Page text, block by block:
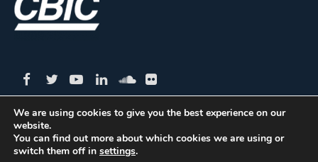
CBIC | SBN Quadra 01 – Bloco I – 4º Andar Edifício:
Armando Monteiro Neto - CEP 70.040-913 - Brasília/DF
We are using cookies to give you the best experience on our
website.
You can find out more about which cookies we are using or
switch them off in settings.